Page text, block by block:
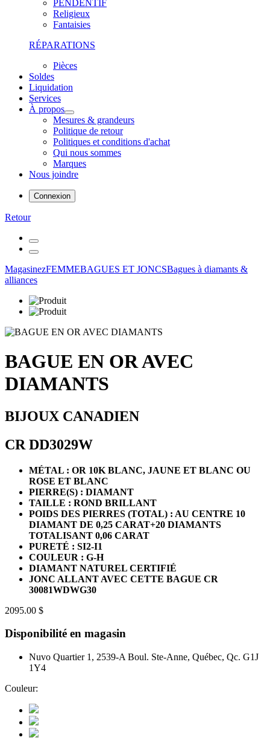
PENDENTIF
Religieux
Fantaisies
RÉPARATIONS
Pièces
Soldes
Liquidation
Services
À propos
Mesures & grandeurs
Politique de retour
Politiques et conditions d'achat
Qui nous sommes
Marques
Nous joindre
Connexion
Retour
MagasinezFEMMEBAGUES ET JONCSBagues à diamants &
alliances
BAGUE EN OR AVEC
DIAMANTS
BIJOUX CANADIEN
CR DD3029W
MÉTAL : OR 10K BLANC, JAUNE ET BLANC OU
ROSE ET BLANC
PIERRE(S) : DIAMANT
TAILLE : ROND BRILLANT
POIDS DES PIERRES (TOTAL) : AU CENTRE 10
DIAMANT DE 0,25 CARAT+20 DIAMANTS
TOTALISANT 0,06 CARAT
PURETÉ : SI2-I1
COULEUR : G-H
DIAMANT NATUREL CERTIFIÉ
JONC ALLANT AVEC CETTE BAGUE CR
30081WDWG30
2095.00 $
Disponibilité en magasin
Nuvo Quartier 1, 2539-A Boul. Ste-Anne, Québec, Qc. G1J
1Y4
Couleur: